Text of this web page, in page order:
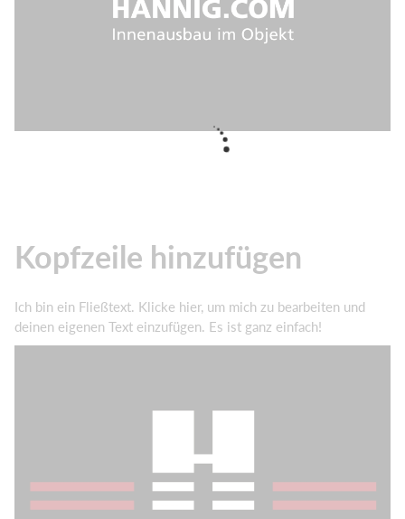
Kopfzeile hinzufügen
Ich bin ein Fließtext. Klicke hier, um mich zu bearbeiten und
deinen eigenen Text einzufügen. Es ist ganz einfach!